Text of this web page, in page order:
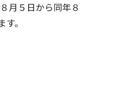
月５日から同年８
。